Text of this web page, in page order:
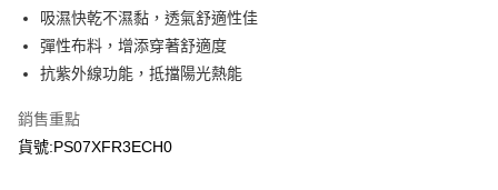
吸濕快乾不濕黏，透氣舒適性佳
彈性布料，增添穿著舒適度
抗紫外線功能，抵擋陽光熱能
銷售重點
貨號:PS07XFR3ECH0